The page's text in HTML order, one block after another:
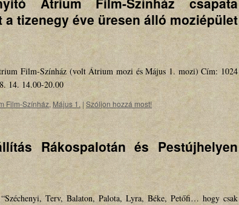
tizenegy éve üresen álló moziépület
Film-Színház (volt Átrium mozi és Május 1. mozi) Cím: 1024
14. 14.00-20.00
Film-Színház,Május 1. | Szóljon hozzá most!
Rákospalotán és Pestújhelyen
Terv, Balaton, Palota, Lyra, Béke, Petőfi… hogy csak